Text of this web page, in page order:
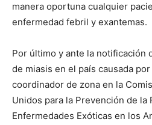
manera oportuna cualquier
enfermedad febril y exantemas.
Por último y ante la notificación
de miasis en el país causada
coordinador de zona en la
Unidos para la Prevención de la
Enfermedades Exóticas en los